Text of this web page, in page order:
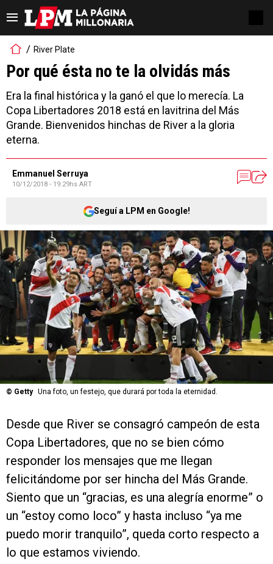
River Plate
Por qué ésta no te la olvidás más
Era la final histórica y la ganó el que lo merecía. La
Copa Libertadores 2018 está en lavitrina del Más
Grande. Bienvenidos hinchas de River a la gloria
eterna.
Emmanuel Serruya
10/12/2018 - 19:29hs ART
Seguí a LPM en Google!
© Getty Una foto, un festejo, que durará por toda la eternidad.
Desde que River se consagró campeón de esta
Copa Libertadores, que no se bien cómo
responder los mensajes que me llegan
felicitándome por ser hincha del Más Grande.
Siento que un “gracias, es una alegría enorme” o
un “estoy como loco” y hasta incluso “ya me
puedo morir tranquilo”, queda corto respecto a
lo que estamos viviendo.